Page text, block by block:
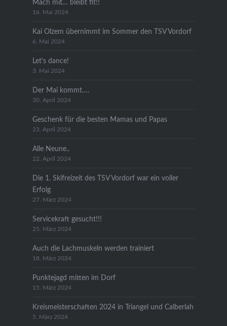
Mach mit… bleibt fit!!
16. Mai 2024
Kai Olzem übernimmt im Sommer den TSV Vordorf
6. Mai 2024
Let’s dance!
3. Mai 2024
Der Mai kommt….
30. April 2024
Geschenk für die besten Mamas und Papas
23. April 2024
Alle Neune..
22. April 2024
Die 1. Skifreizeit des TSV Vordorf war ein voller
Erfolg
27. März 2024
Servicekraft gesucht!!!
25. März 2024
Auch die Lachmuskeln werden trainiert
18. März 2024
Punktejagd mitten im Dorf
15. März 2024
Kreismeisterschaften 2024 in Triangel und Calberlah
5. März 2024